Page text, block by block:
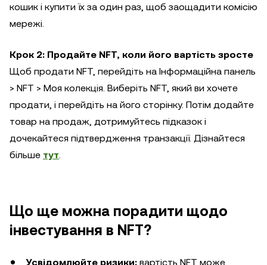
кошик і купити їх за один раз, щоб заощадити комісію
мережі.
Крок 2: Продайте NFT, коли його вартість зросте
Щоб продати NFT, перейдіть на Інформаційна панель
> NFT > Моя колекція. Виберіть NFT, який ви хочете
продати, і перейдіть на його сторінку. Потім додайте
товар на продаж, дотримуйтесь підказок і
дочекайтеся підтвердження транзакції. Дізнайтеся
більше тут
Що ще можна порадити щодо
інвестування в NFT?
Усвідомлюйте ризики: вартість NFT може